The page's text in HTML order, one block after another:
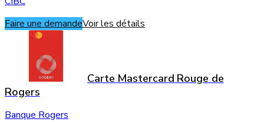
Faire une demandeVoir les détails
Carte Mastercard Rouge de
Rogers
Banque Rogers